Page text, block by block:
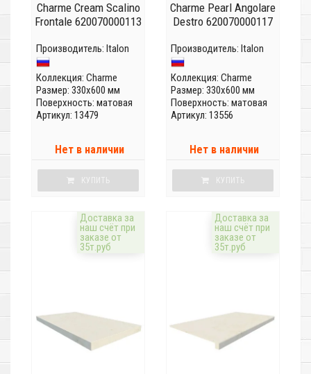
Charme Cream Scalino
Frontale 620070000113
Производитель: Italon
Коллекция: Charme
Размер: 330x600 мм
Поверхность: матовая
Артикул: 13479
Нет в наличии
КУПИТЬ
Charme Pearl Angolare
Destro 620070000117
Производитель: Italon
Коллекция: Charme
Размер: 330x600 мм
Поверхность: матовая
Артикул: 13556
Нет в наличии
КУПИТЬ
Доставка за
наш счёт при
заказе от
35т.руб
Доставка за
наш счёт при
заказе от
35т.руб